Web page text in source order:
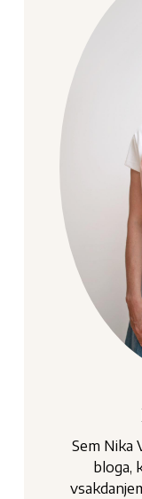
Sem Nika
bloga,